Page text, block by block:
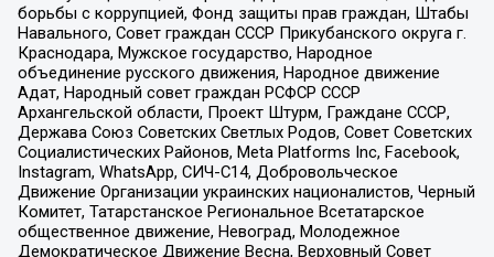
борьбы с коррупцией, Фонд защиты прав граждан, Штабы
Навального, Совет граждан СССР Прикубанского округа г.
Краснодара, Мужское государство, Народное
объединение русского движения, Народное движение
Адат, Народный совет граждан РСФСР СССР
Архангельской области, Проект Штурм, Граждане СССР,
Держава Союз Советских Светлых Родов, Совет Советских
Социалистических Районов, Meta Platforms Inc, Facebook,
Instagram, WhatsApp, СИЧ-С14, Добровольческое
Движение Организации украинских националистов, Черный
Комитет, Татарстанское Региональное Всетатарское
общественное движение, Невоград, Молодежное
Демократическое Движение Весна, Верховный Совет